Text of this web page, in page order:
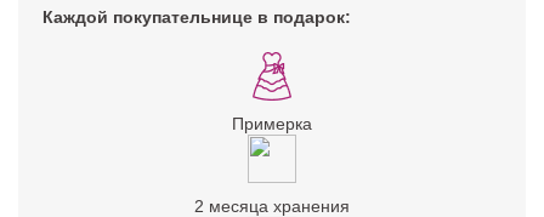
Каждой покупательнице в подарок:
Примерка
2 месяца хранения